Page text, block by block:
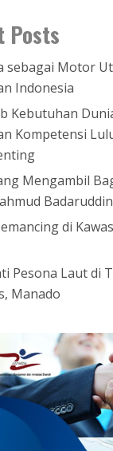
Posts
sebagai Motor
Indonesia
Kebutuhan
Kompetensi
Mengambil
di
Pesona Laut di
Manado